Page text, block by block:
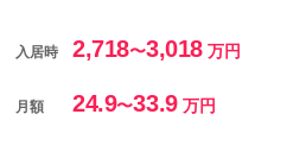
入居時 2,718〜3,018 万円
月額 24.9〜33.9万円